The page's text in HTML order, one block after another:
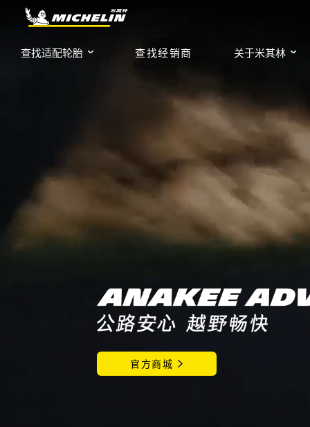
查找适配轮胎 查找经销商 关于米其林
官方商城